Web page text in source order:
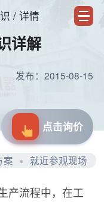
/ 详情
详解
发布：2015-08-15
点击询价
案 就近参观现场
产流程中，在工